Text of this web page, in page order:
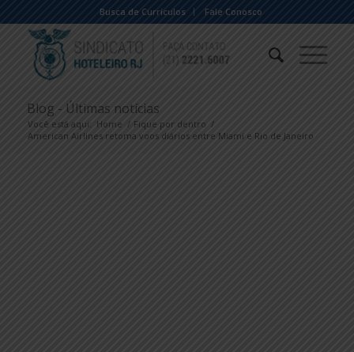
Busca de Currículos Fale Conosco
Blog - Últimas notícias
Você está aqui: Home / Fique por dentro /
American Airlines retoma voos diários entre Miami e Rio de Janeiro